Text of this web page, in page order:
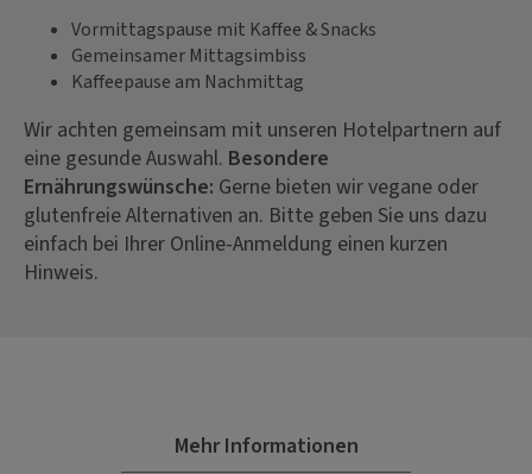
Vormittagspause mit Kaffee & Snacks
Gemeinsamer Mittagsimbiss
Kaffeepause am Nachmittag
Wir achten gemeinsam mit unseren Hotelpartnern auf
eine gesunde Auswahl. Besondere
Ernährungswünsche: Gerne bieten wir vegane oder
glutenfreie Alternativen an. Bitte geben Sie uns dazu
einfach bei Ihrer Online-Anmeldung einen kurzen
Hinweis.
Mehr Informationen